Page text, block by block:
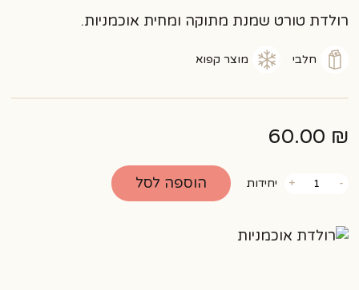
רולדת טורט שמנת מתוקה ומחית אוכמניות.
חלבי מוצר קפוא
60.00 ₪
-של
+ יחידות הוספה לסל